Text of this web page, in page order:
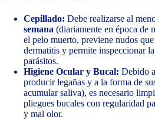
Cepillado: Debe realizarse al
semana (diariamente en época de
el pelo muerto, previene nudos
dermatitis y permite inspeccionar
parásitos.
Higiene Ocular y Bucal: Debido
producir legañas y a la forma de
acumular saliva), es necesario
pliegues bucales con regularidad
y mal olor.